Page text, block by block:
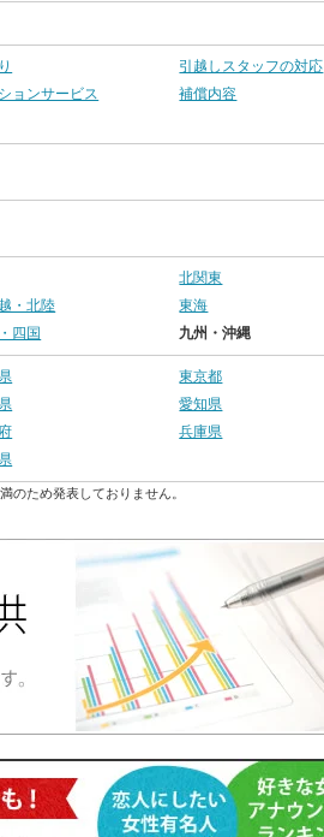
引越しスタッフの対応
ョンサービス
補償内容
北関東
・北陸
東海
四国 九州・沖縄
東京都
愛知県
兵庫県
のため発表しておりません。